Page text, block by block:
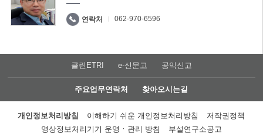
연락처 062-970-6596
클린ETRI e-신문고 공익신고
주요업무연락처 찾아오시는길
개인정보처리방침 이해하기 쉬운 개인정보처리방침
저작권정책
영상정보처리기기 운영ㆍ관리 방침
부설연구소공고